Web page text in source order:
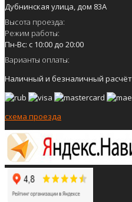
Дубнинская улица, дом 83А
Высота проезда:
Режим работы:
Пн-Вс: с 10:00 до 20:00
Варианты оплаты:
Наличный и безналичный расчёт
схема проезда